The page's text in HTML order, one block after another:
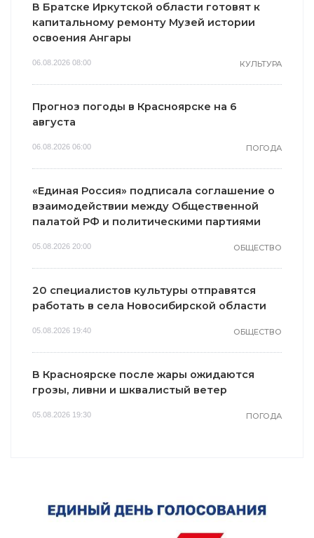
В Братске Иркутской области готовят к
капитальному ремонту Музей истории
освоения Ангары
06.08.2026 08:00 КУЛЬТУРА
Прогноз погоды в Красноярске на 6
августа
06.08.2026 06:00 ПОГОДА
«Единая Россия» подписала соглашение о
взаимодействии между Общественной
палатой РФ и политическими партиями
05.08.2026 20:00 ОБЩЕСТВО
20 специалистов культуры отправятся
работать в села Новосибирской области
05.08.2026 19:40 ОБЩЕСТВО
В Красноярске после жары ожидаются
грозы, ливни и шквалистый ветер
05.08.2026 19:30 ПОГОДА